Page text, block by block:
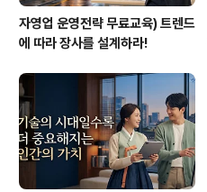
자영업 운영전략 무료교육) 트렌드
에 따라 장사를 설계하라!